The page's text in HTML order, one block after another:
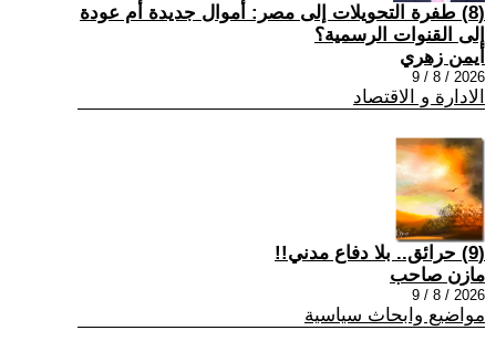
(8) طفرة التحويلات إلى مصر: أموال جديدة أم عودة
إلى القنوات الرسمية؟
أيمن زهري
2026 / 8 / 9
الادارة و الاقتصاد
(9) حرائق.. بلا دفاع مدني!!
مازن صاحب
2026 / 8 / 9
مواضيع وابحاث سياسية